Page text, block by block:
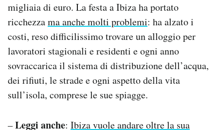
migliaia di euro. La festa a Ibiza ha portato
ricchezzama anche molti problemi: ha alzato i
costi, reso difficilissimo trovare un alloggio per
lavoratori stagionali e residenti e ogni anno
sovraccarica il sistema di distribuzione dell’acqua,
dei rifiuti, le strade e ogni aspetto della vita
sull’isola, comprese le sue spiagge.
–Leggi anche: Ibiza vuole andare oltre la sua